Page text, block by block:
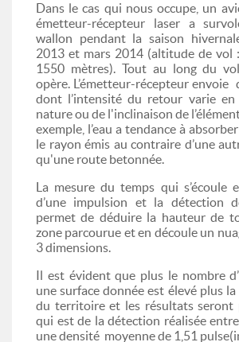
Dans le cas qui nous occupe, un
émetteur-récepteur laser a
wallon pendant la saison
2013 et mars 2014 (altitude de vol
1550 mètres). Tout au long du
opère. L’émetteur-récepteur envoie
dont l’intensité du retour varie
nature ou de l'inclinaison de
exemple, l’eau a tendance à
le rayon émis au contraire d’une
qu'une route betonnée.
La mesure du temps qui s’écoule
d’une impulsion et la détection
permet de déduire la hauteur de
zone parcourue et en découle un
3 dimensions.
Il est évident que plus le nombre
une surface donnée est élevé plus
du territoire et les résultats seront
qui est de la détection réalisée
une densité moyenne de 1,51